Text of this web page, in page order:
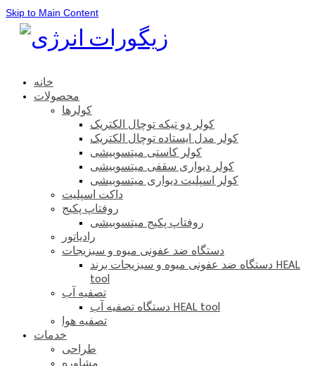
Skip to Main Content
خانه
محصولات
کولرها
کولر دو تیکه توچال الکتریک
کولر مدل ایستاده توچال الکتریک
کولر کاستی میتسوبیشی
کولر دیواری سقفی میتسوبیشی
کولر اسپلیت دیواری میتسوبیشی
داکت اسپلیت
روفتاپ پکیج
روفتاپ پکیج میتسوبیشی
رادیاتور
دستگاه ضد عفونی میوه و سبزیجات
دستگاه ضد عفونی میوه و سبزیجات برند HEAL
tool
تصفیه آب
دستگاه تصفیه آب HEAL tool
تصفیه هوا
خدمات
طراحی